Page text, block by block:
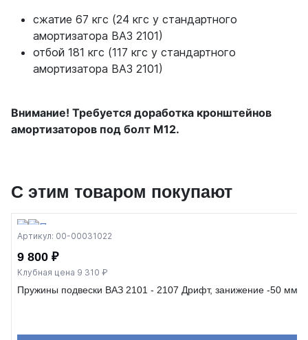
сжатие 67 кгс (24 кгс у стандартного
амортизатора ВАЗ 2101)
отбой 181 кгс (117 кгс у стандартного
амортизатора ВАЗ 2101)
Внимание! Требуется доработка кронштейнов
амортизаторов под болт М12.
С этим товаром покупают
Артикул: 00-00031022
9 800 ₽
Клубная цена 9 310 ₽
Пружины подвески ВАЗ 2101 - 2107 Дрифт, занижение -50 мм,